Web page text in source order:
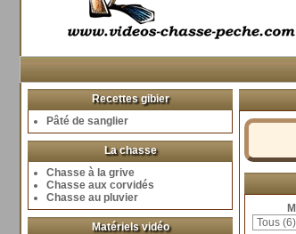
Recettes gibier
Pâté de sanglier
La chasse
Chasse à la grive
Chasse aux corvidés
Chasse au pluvier
Matériels vidéo